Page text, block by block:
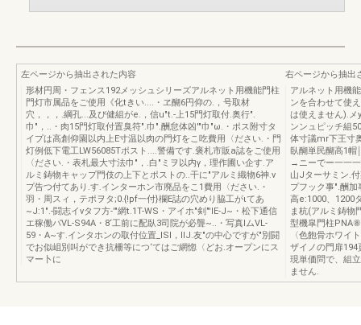
左ページから抽出された内容
形材円周・フェンス192メッシュシリーズアルネット用機能門柱
門灯市属品をご使用《化tきい....・ヱ醐6円仰の.，号取材
穴，，，.綱孔...及び健組がe.，信u"t.-上15門灯取付.奥行".
巾"，..・肉15門灯取付置臭符".巾".酬怠体凶'"巾"ω.・ポス附寸タ
イプは高創仰園以内上E寸温以肉の門灯をこ吃費用〈ださい.・門
灯例低下電工LW56085Tポスト....警備です.褒札市販a誌をご使用
〈ださい.・表札最大寸法巾"，.白"ミヲ以内γ，理作圃い企す.ア
ルミ鋳物キャップ門伎の上下とポストの..干に"アルミ織物6神.ν
プ告つ付てあり.す.インターホン市廃品をこ1費用〈ださい.・
羽・周スィ，テポヲタ;0.{!pf一付}欄E誌の穴めり脇工がιてあ
~J:1".-闘志イνタフ方-'"網t.1T-WS・アイホ"剣"'IE-J~・松下通信
エ稼働パVL-S94A・8‘工前に配臥3司院が必聾~..・写真lムVL-
59・A~す.インタホンの取付位置_ISI，IIJ.友"の中心ですが"別闘
でお似岨別叫ができ抗柵等につ‘てはご網惚〈どお.オープンにス
マー卜に
右ページから抽出
アルネット用機
ンを合わせて使
は使えません).
ンンュピッチ組
体寸議mr下王寸
臥醐単民醐高1帽
→ニーでー一一
山Jターサミン.
プフック事".酬
高e:1000、1200
ま杭(アルミ鋳物
型機皐門柱
〈色飽骨ホワイ
ザイノの門扉194
現単価問で、組
ません.